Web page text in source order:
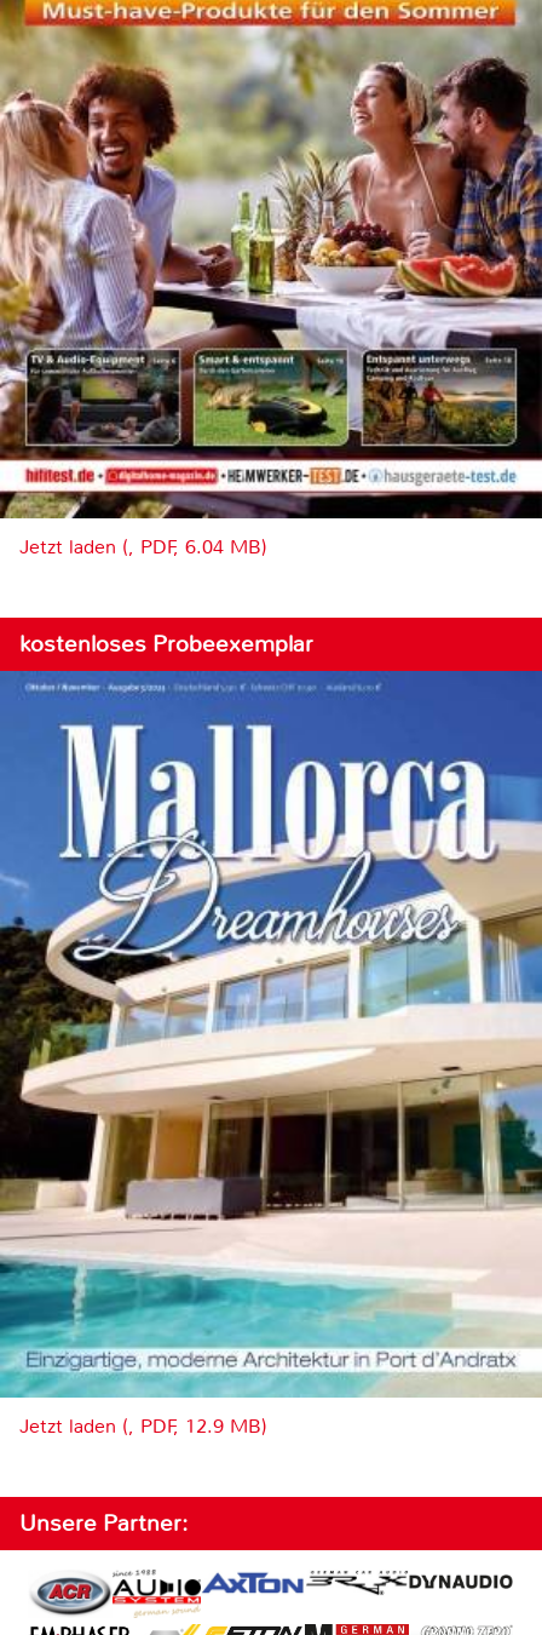
Jetzt laden (, PDF, 6.04 MB)
kostenloses Probeexemplar
Jetzt laden (, PDF, 12.9 MB)
Unsere Partner: